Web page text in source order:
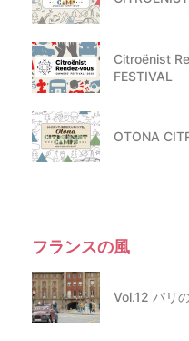
Citroënist
FESTIVAL
OTONA
フランスの風
Vol.12 パリ